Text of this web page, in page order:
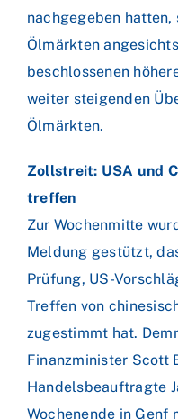
nachgegeben hatten,
Ölmärkten
beschlossenen
weiter steigenden
Ölmärkten.
Zollstreit: USA und
treffen
Zur Wochenmitte
Meldung gestützt,
Prüfung, US-
Treffen von
zugestimmt hat.
Finanzminister Scott
Handelsbeauftragte
Wochenende in Genf